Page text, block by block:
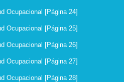
Ocupacional [Página 24]
Ocupacional [Página 25]
Ocupacional [Página 26]
Ocupacional [Página 27]
Ocupacional [Página 28]